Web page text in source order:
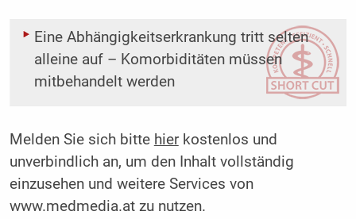
Eine Abhängigkeitserkrankung tritt selten
alleine auf – Komorbiditäten müssen
mitbehandelt werden
Melden Sie sich bitte hierkostenlos und
unverbindlich an, um den Inhalt vollständig
einzusehen und weitere Services von
www.medmedia.at zu nutzen.